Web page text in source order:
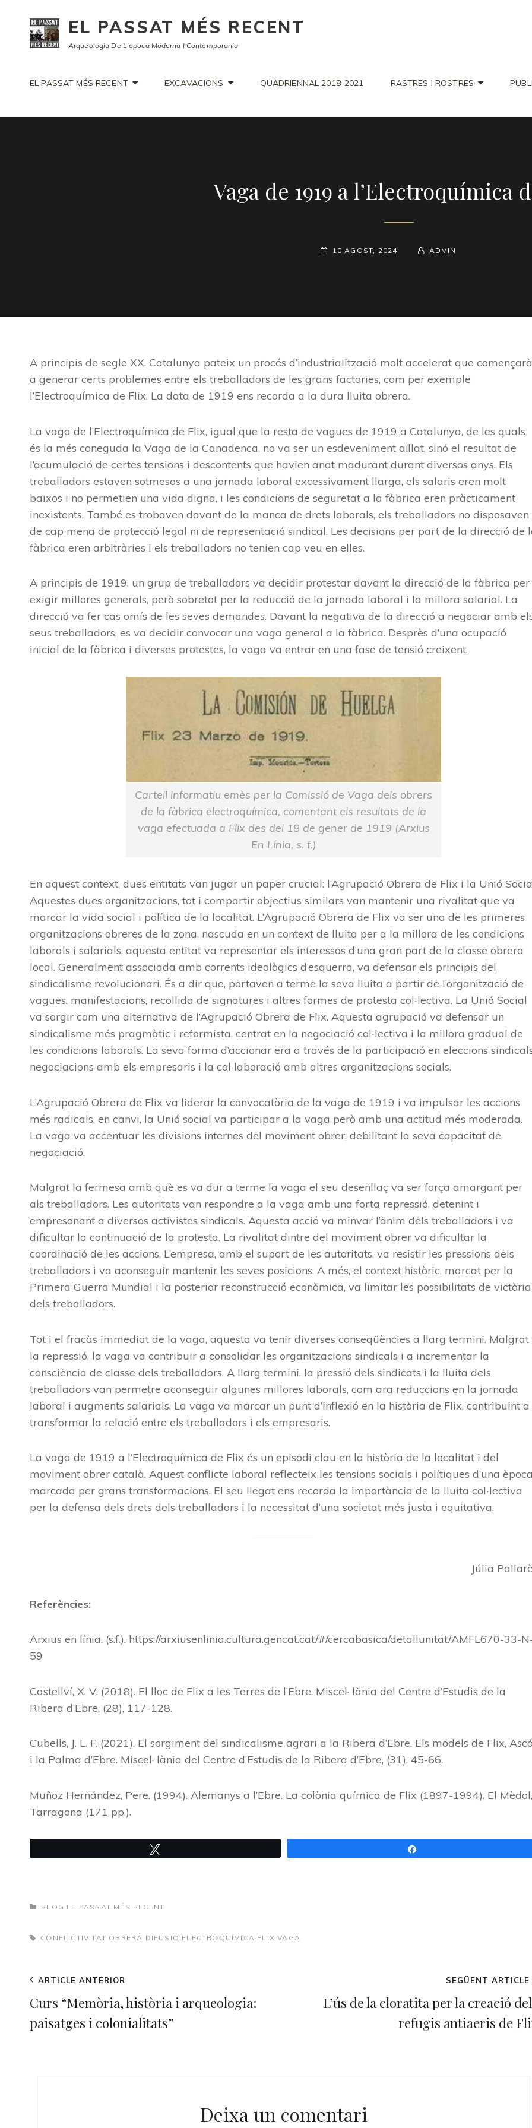
EL PASSAT MÉS RECENT
Arqueologia De L'època Moderna I Contemporània
EL PASSAT MÉS RECENT EXCAVACIONS QUADRIENNAL 2018-2021 RASTRES I ROSTRES
Vaga de 1919 a l’Electroquímica
POSTED-
10 AGOST, 2024
BY
BYLINE
ADMIN
A principis de segle XX, Catalunya pateix un procés d’industrialització molt accelerat que començarà
a generar certs problemes entre els treballadors de les grans factories, com per exemple
l’Electroquímica de Flix. La data de 1919 ens recorda a la dura lluita obrera.
La vaga de l’Electroquímica de Flix, igual que la resta de vagues de 1919 a Catalunya, de les quals
és la més coneguda la Vaga de la Canadenca, no va ser un esdeveniment aïllat, sinó el resultat de
l’acumulació de certes tensions i descontents que havien anat madurant durant diversos anys. Els
treballadors estaven sotmesos a una jornada laboral excessivament llarga, els salaris eren molt
baixos i no permetien una vida digna, i les condicions de seguretat a la fàbrica eren pràcticament
inexistents. També es trobaven davant de la manca de drets laborals, els treballadors no disposaven
de cap mena de protecció legal ni de representació sindical. Les decisions per part de la direcció de
fàbrica eren arbitràries i els treballadors no tenien cap veu en elles.
A principis de 1919, un grup de treballadors va decidir protestar davant la direcció de la fàbrica per
exigir millores generals, però sobretot per la reducció de la jornada laboral i la millora salarial. La
direcció va fer cas omís de les seves demandes. Davant la negativa de la direcció a negociar amb
seus treballadors, es va decidir convocar una vaga general a la fàbrica. Desprès d’una ocupació
inicial de la fàbrica i diverses protestes, la vaga va entrar en una fase de tensió creixent.
Cartell informatiu emès per la Comissió de Vaga dels obrers
de la fàbrica electroquímica, comentant els resultats de la
vaga efectuada a Flix des del 18 de gener de 1919 (Arxius
En Línia, s. f.)
En aquest context, dues entitats van jugar un paper crucial: l’Agrupació Obrera de Flix i la Unió
Aquestes dues organitzacions, tot i compartir objectius similars van mantenir una rivalitat que va
marcar la vida social i política de la localitat. L’Agrupació Obrera de Flix va ser una de les primeres
organitzacions obreres de la zona, nascuda en un context de lluita per a la millora de les condicions
laborals i salarials, aquesta entitat va representar els interessos d’una gran part de la classe obrera
local. Generalment associada amb corrents ideològics d’esquerra, va defensar els principis del
sindicalisme revolucionari. És a dir que, portaven a terme la seva lluita a partir de l’organització de
vagues, manifestacions, recollida de signatures i altres formes de protesta col·lectiva. La Unió Social
va sorgir com una alternativa de l’Agrupació Obrera de Flix. Aquesta agrupació va defensar un
sindicalisme més pragmàtic i reformista, centrat en la negociació col·lectiva i la millora gradual de
les condicions laborals. La seva forma d’accionar era a través de la participació en eleccions
negociacions amb els empresaris i la col·laboració amb altres organitzacions socials.
L’Agrupació Obrera de Flix va liderar la convocatòria de la vaga de 1919 i va impulsar les accions
més radicals, en canvi, la Unió social va participar a la vaga però amb una actitud més moderada.
La vaga va accentuar les divisions internes del moviment obrer, debilitant la seva capacitat de
negociació.
Malgrat la fermesa amb què es va dur a terme la vaga el seu desenllaç va ser força amargant per
als treballadors. Les autoritats van respondre a la vaga amb una forta repressió, detenint i
empresonant a diversos activistes sindicals. Aquesta acció va minvar l’ànim dels treballadors i va
dificultar la continuació de la protesta. La rivalitat dintre del moviment obrer va dificultar la
coordinació de les accions. L’empresa, amb el suport de les autoritats, va resistir les pressions dels
treballadors i va aconseguir mantenir les seves posicions. A més, el context històric, marcat per la
Primera Guerra Mundial i la posterior reconstrucció econòmica, va limitar les possibilitats de victòria
dels treballadors.
Tot i el fracàs immediat de la vaga, aquesta va tenir diverses conseqüències a llarg termini. Malgrat
la repressió, la vaga va contribuir a consolidar les organitzacions sindicals i a incrementar la
consciència de classe dels treballadors. A llarg termini, la pressió dels sindicats i la lluita dels
treballadors van permetre aconseguir algunes millores laborals, com ara reduccions en la jornada
laboral i augments salarials. La vaga va marcar un punt d’inflexió en la història de Flix, contribuint a
transformar la relació entre els treballadors i els empresaris.
La vaga de 1919 a l’Electroquímica de Flix és un episodi clau en la història de la localitat i del
moviment obrer català. Aquest conflicte laboral reflecteix les tensions socials i polítiques d’una
marcada per grans transformacions. El seu llegat ens recorda la importància de la lluita col·lectiva
per la defensa dels drets dels treballadors i la necessitat d’una societat més justa i equitativa.
Júlia
Referències:
Arxius en línia. (s.f.). https://arxiusenlinia.cultura.gencat.cat/#/cercabasica/detallunitat/AMFL670-33-
59
Castellví, X. V. (2018). El lloc de Flix a les Terres de l’Ebre. Miscel· lània del Centre d’Estudis de la
Ribera d’Ebre, (28), 117-128.
Cubells, J. L. F. (2021). El sorgiment del sindicalisme agrari a la Ribera d’Ebre. Els models de Flix,
i la Palma d’Ebre. Miscel· lània del Centre d’Estudis de la Ribera d’Ebre, (31), 45-66.
Muñoz Hernández, Pere. (1994). Alemanys a l’Ebre. La colònia química de Flix (1897-1994). El Mèdol,
Tarragona (171 pp.).
CATEGORIES
BLOG EL PASSAT MÉS RECENT
TAGS,CONFLICTIVITAT OBRERA DIFUSIÓ ELECTROQUÍMICA FLIX VAGA
Navegació
d'entrades
Previous
Post
ARTICLE ANTERIOR
Curs “Memòria, història i arqueologia:
paisatges i colonialitats”
SEGÜENT ARTICLE
L’ús de la cloratita per la creació
refugis antiaeris de
Deixa un comentari